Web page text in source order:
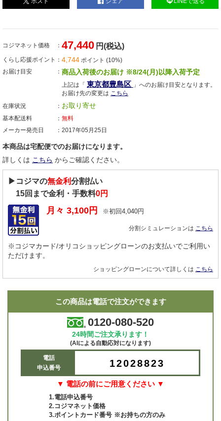
コジマネット価格 47,440 円(税込)
くらし応援ポイント 4,744 ポイント (10%)
お届け目安
商品入荷後のお届け ※8/24(月)以降入荷予定
上記は「 東京都豊島区 」へのお届け目安となります。
お届け先の変更は こちら
在庫状況
お取り寄せ
基本配送料
無料
メーカー発売日
2017年05月25日
本商品は宅配便でのお届けになります。
詳しくは こちら からご確認ください。
▶コジマの無金利分割払い
15回まで金利・手数料0円
月々 3,100 円 ※初回4,040円
分割シミュレーションは こちら
※コジマカード/オリコショッピングローンのお支払いでご利用い
ただけます。
ショッピングローンについて詳しくは こちら
この商品は電話で注文ができます
0120-080-520
24時間ご注文承ります！
(AIによる自動応対になります)
電話
申込番号
12028823
▼ 電話の前にご用意ください ▼
1.電話申込番号
2.コジマネット価格
3.ポイントカード番号 ※お持ちの方のみ